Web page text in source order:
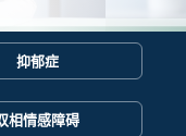
抑郁症
相情感障碍